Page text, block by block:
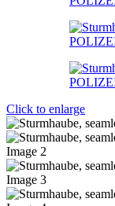
Click to enlarge